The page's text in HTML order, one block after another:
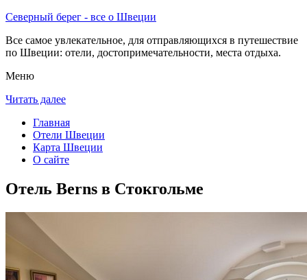
Северный берег - все о Швеции
Все самое увлекательное, для отправляющихся в путешествие
по Швеции: отели, достопримечательности, места отдыха.
Меню
Читать далее
Главная
Отели Швеции
Карта Швеции
О сайте
Отель Berns в Стокгольме